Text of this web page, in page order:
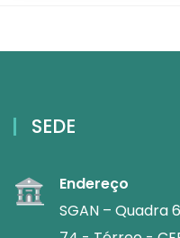
SEDE
Endereço
SGAN – Quadra